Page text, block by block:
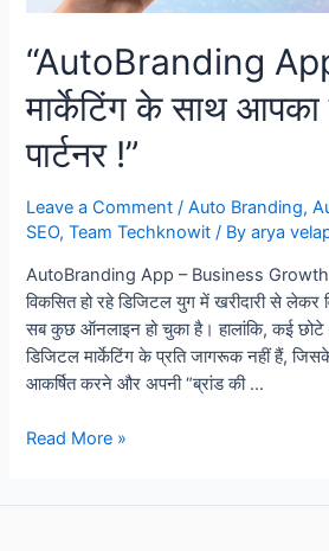
“AutoBranding
मार्केटिंग के साथ
पार्टनर !”
Leave a Comment /Auto Branding,
SEO,Team Techknowit / Byarya
AutoBranding App – Business
विकसित हो रहे डिजिटल युग में खरीदारी से
सब कुछ ऑनलाइन हो चुका है। हालांकि, कई छोटे
डिजिटल मार्केटिंग के प्रति जागरूक नहीं हैं,
आकर्षित करने और अपनी “ब्रांड की …
“AutoBranding
Read More »